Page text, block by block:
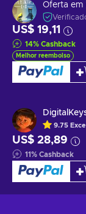
Oferta em
US$ 19,11
14% Cashback
Melhor reembolso
9.75
US$ 28,89
11% Cashback